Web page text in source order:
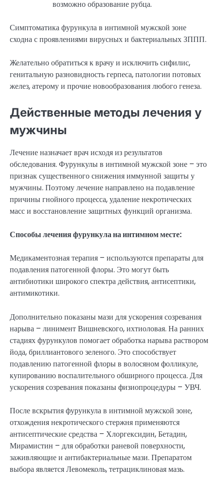
возможно образование рубца.
Симптоматика фурункула в интимной мужской зоне
сходна с проявлениями вирусных и бактериальных ЗППП.
Желательно обратиться к врачу и исключить сифилис,
генитальную разновидность герпеса, патологии потовых
желез, атерому и прочие новообразования любого генеза.
Действенные методы лечения у
мужчины
Лечение назначает врач исходя из результатов
обследования. Фурункулы в интимной мужской зоне – это
признак существенного снижения иммунной защиты у
мужчины. Поэтому лечение направлено на подавление
причины гнойного процесса, удаление некротических
масс и восстановление защитных функций организма.
Способы лечения фурункула на интимном месте:
Медикаментозная терапия – используются препараты для
подавления патогенной флоры. Это могут быть
антибиотики широкого спектра действия, антисептики,
антимикотики.
Дополнительно показаны мази для ускорения созревания
нарыва – линимент Вишневского, ихтиоловая. На ранних
стадиях фурункулов помогает обработка нарыва раствором
йода, бриллиантового зеленого. Это способствует
подавлению патогенной флоры в волосяном фолликуле,
купированию воспалительного обширного процесса. Для
ускорения созревания показаны физиопроцедуры – УВЧ.
После вскрытия фурункула в интимной мужской зоне,
отхождения некротического стержня применяются
антисептические средства – Хлоргексидин, Бетадин,
Мирамистин – для обработки раневой поверхности,
заживляющие и антибактериальные мази. Препаратом
выбора является Левомеколь, тетрациклиновая мазь.